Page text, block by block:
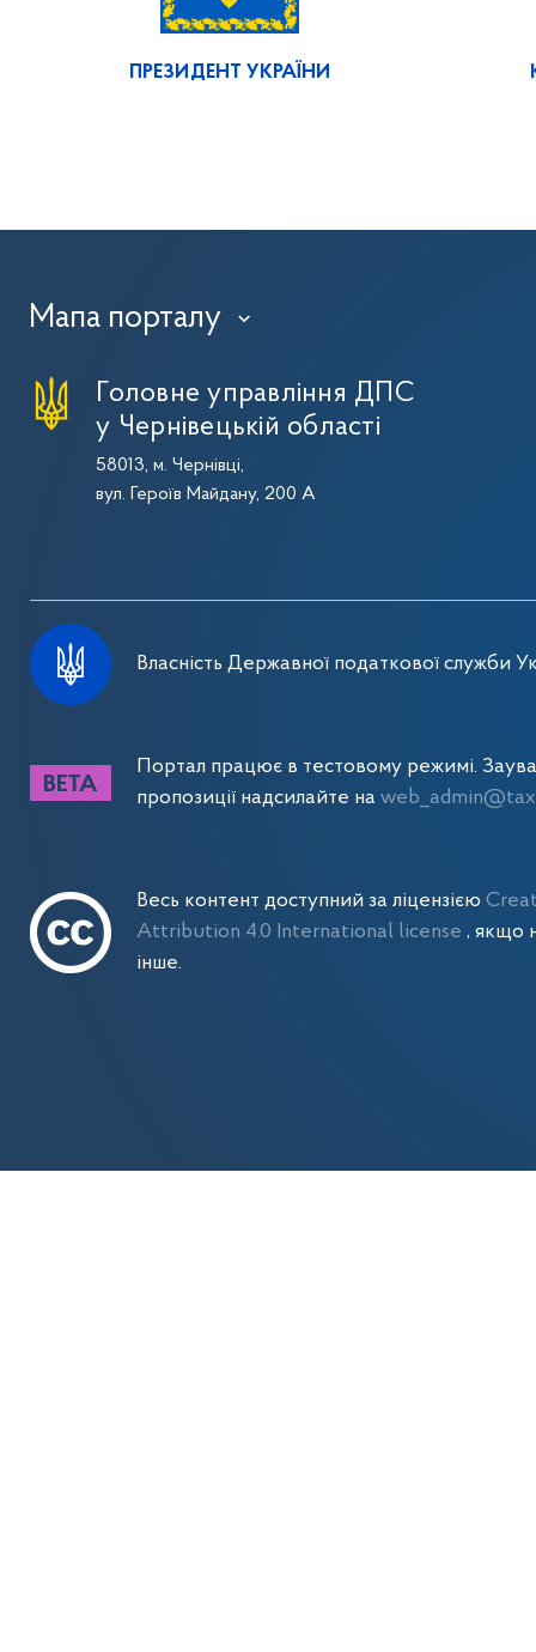
ПРЕЗИДЕНТ УКРАЇНИ
Мапа порталу ›
Головне управління ДПС
у Чернівецькій області
58013, м. Чернівці,
вул. Героїв Майдану, 200 А
Власність Державної податкової служби
Портал працює в тестовому режимі.
пропозиції надсилайте на
Весь контент доступний за ліцензією
Attribution 4.0 International license, якщо
інше.